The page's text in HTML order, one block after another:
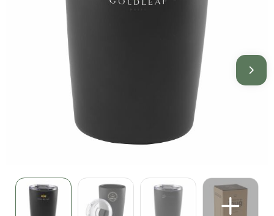
Groen geschenk
Home & living
Gereedschap & veiligheid